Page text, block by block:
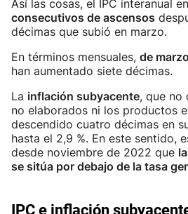
Así las cosas, el IPC interanual
consecutivos de ascensos
décimas que subió en marzo.
En términos mensuales, de
han aumentado siete décimas.
La inflación subyacente, que no
no elaborados ni los productos
descendido cuatro décimas en
hasta el 2,9 %. En este sentido,
desde noviembre de 2022 que
se sitúa por debajo de la tasa